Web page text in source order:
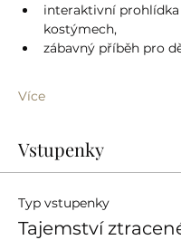
interaktivní prohlídka
kostýmech,
zábavný příběh pro
Více
Vstupenky
Typ vstupenky
Tajemství